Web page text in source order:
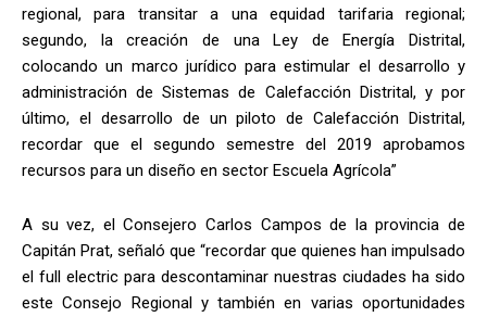
regional, para transitar a una equidad tarifaria regional;
segundo, la creación de una Ley de Energía Distrital,
colocando un marco jurídico para estimular el desarrollo y
administración de Sistemas de Calefacción Distrital, y por
último, el desarrollo de un piloto de Calefacción Distrital,
recordar que el segundo semestre del 2019 aprobamos
recursos para un diseño en sector Escuela Agrícola”
A su vez, el Consejero Carlos Campos de la provincia de
Capitán Prat, señaló que “recordar que quienes han impulsado
el full electric para descontaminar nuestras ciudades ha sido
este Consejo Regional y también en varias oportunidades